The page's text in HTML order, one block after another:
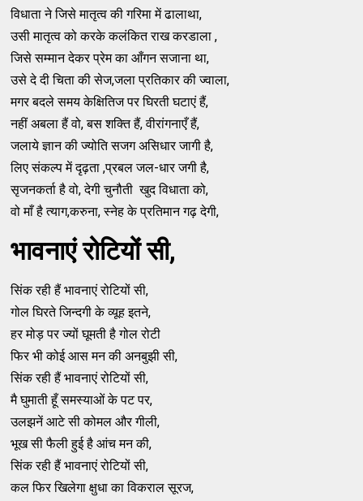
विधाता ने जिसे मातृत्व की गरिमा में ढालाथा,
उसी मातृत्व को करके कलंकित राख करडाला ,
जिसे सम्मान देकर प्रेम का आँगन सजाना था,
उसे दे दी चिता की सेज,जला प्रतिकार की ज्वाला,
मगर बदले समय केक्षितिज पर घिरती घटाएं हैं,
नहीं अबला हैं वो, बस शक्ति हैं, वीरांगनाएँ हैं,
जलाये ज्ञान की ज्योति सजग असिधार जागी है,
लिए संकल्प में दृढ़ता ,प्रबल जल-धार जगी है,
सृजनकर्ता है वो, देगी चुनौती खुद विधाता को,
वो माँ है त्याग,करुना, स्नेह के प्रतिमान गढ़ देगी,
भावनाएं रोटियों सी,
सिंक रही हैं भावनाएं रोटियों सी,
गोल घिरते जिन्दगी के व्यूह इतने,
हर मोड़ पर ज्यों घूमती है गोल रोटी
फिर भी कोई आस मन की अनबुझी सी,
सिंक रही हैं भावनाएं रोटियों सी,
मै घुमाती हूँ समस्याओं के पट पर,
उलझनें आटे सी कोमल और गीली,
भूख सी फैली हुई है आंच मन की,
सिंक रही हैं भावनाएं रोटियों सी,
कल फिर खिलेगा क्षुधा का विकराल सूरज,